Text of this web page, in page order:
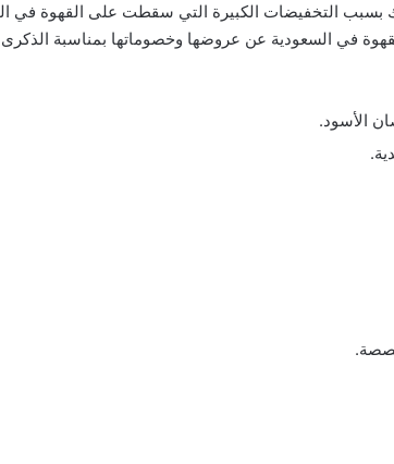
بسبب التخفيضات الكبيرة التي سقطت على القهوة في
الأسود.